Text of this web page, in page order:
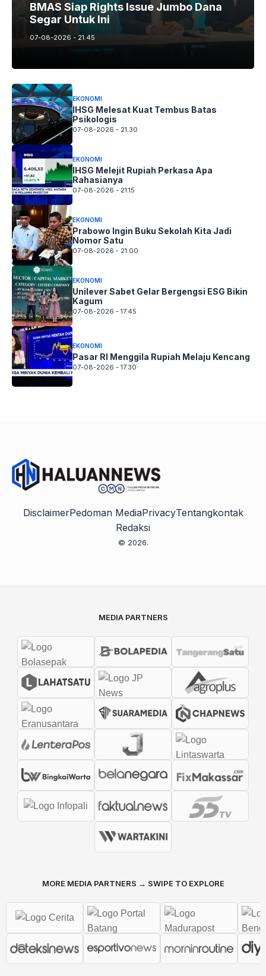
BMAS Siap Rights Issue Jumbo Dana
Segar Untuk Ini
07-08-2026 - 21.45
EKONOMI
IHSG Melesat Kuat Tembus Batas
Psikologis
07-08-2026 - 21.30
EKONOMI
IHSG Melejit Rupiah Perkasa Apa
Rahasianya
07-08-2026 - 21.15
EKONOMI
Prabowo Ingin Buku Sekolah Kita Jadi
Nomor Satu
07-08-2026 - 21.00
EKONOMI
Unilever Sabet Gelar Bergengsi ESG Bikin
Kagum
07-08-2026 - 17.45
EKONOMI
Pasar RI Menggila Rupiah Melaju Kencang
07-08-2026 - 17.30
DisclaimerPedoman MediaPrivacyTentangkontak
Redaksi
© 2026.
MEDIA PARTNERS
MORE MEDIA PARTNERS → SWIPE TO EXPLORE